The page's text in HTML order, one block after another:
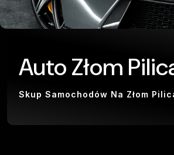
Auto Złom
Skup Samochodów Na Złom